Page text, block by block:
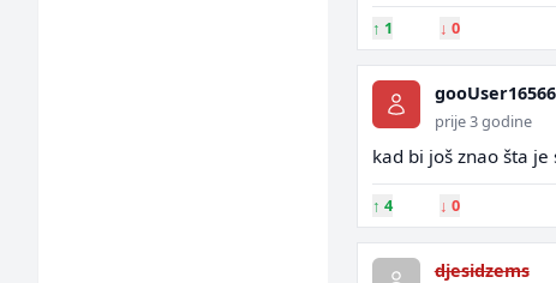
↑ 1 ↓ 0
prije 3 godine
kad bi još znao šta
↑ 4 ↓ 0
djesidzems